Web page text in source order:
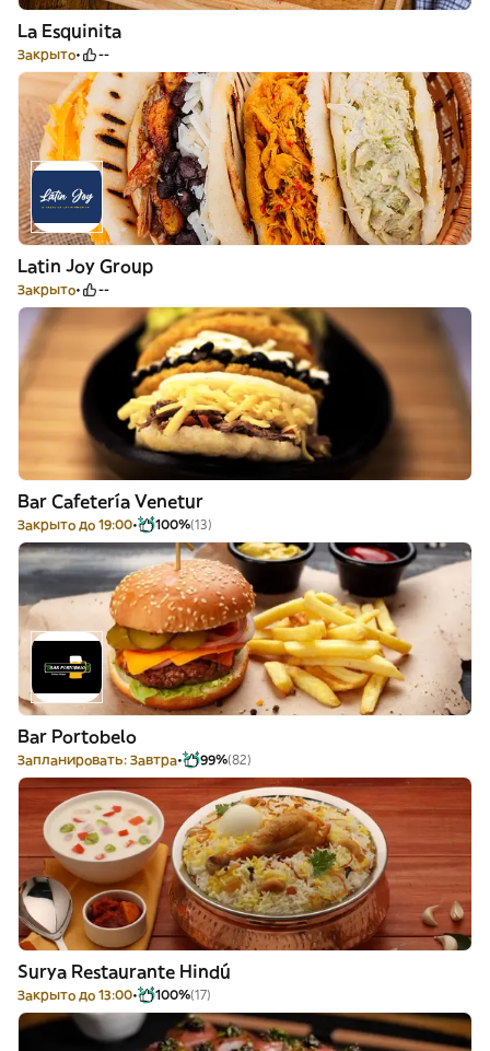
La Esquinita
Закрыто --
Latin Joy Group
Закрыто --
Bar Cafetería Venetur
Закрыто до 19:00 100%(13)
Bar Portobelo
Запланировать: Завтра 99%(82)
Surya Restaurante Hindú
Закрыто до 13:00 100%(17)